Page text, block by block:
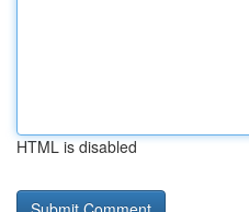
HTML is disabled